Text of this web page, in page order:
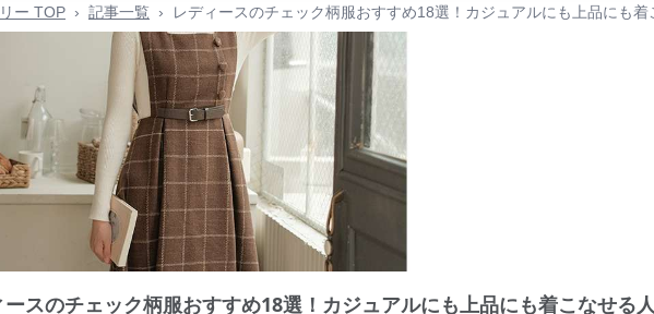
ー TOP › 記事一覧 › レディースのチェック柄服おすすめ18選！カジュアルにも上品にも
ースのチェック柄服おすすめ18選！カジュアルにも上品にも着こなせる